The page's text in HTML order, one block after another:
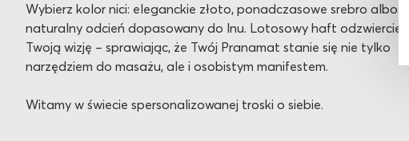
Wybierz kolor nici: eleganckie złoto, ponadczasowe srebro albo
naturalny odcień dopasowany do lnu. Lotosowy haft odzwierciedli
Twoją wizję – sprawiając, że Twój Pranamat stanie się nie tylko
narzędziem do masażu, ale i osobistym manifestem.
Witamy w świecie spersonalizowanej troski o siebie.